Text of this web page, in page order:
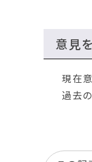
意見
現在
過去